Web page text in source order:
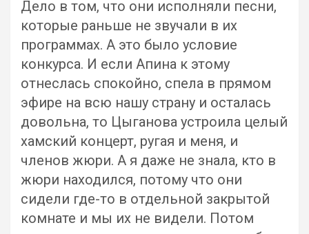
Дело в том, что они исполняли песни,
которые раньше не звучали в их
программах. А это было условие
конкурса. И если Апина к этому
отнеслась спокойно, спела в прямом
эфире на всю нашу страну и осталась
довольна, то Цыганова устроила целый
хамский концерт, ругая и меня, и
членов жюри. А я даже не знала, кто в
жюри находился, потому что они
сидели где-то в отдельной закрытой
комнате и мы их не видели. Потом